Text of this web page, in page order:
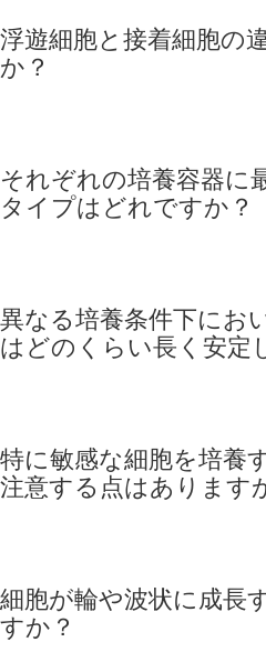
浮遊細胞と接着細胞の
か？
それぞれの培養容器に
タイプはどれですか？
異なる培養条件下にお
はどのくらい長く安定
特に敏感な細胞を培養
注意する点はあります
細胞が輪や波状に成長
すか？